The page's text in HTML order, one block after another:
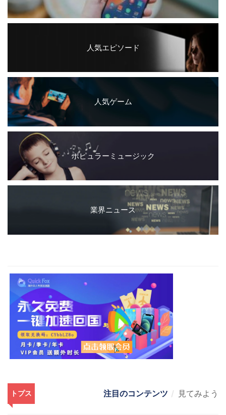
人気エピソード
人気ゲーム
ポピュラーミュージック
業界ニュース
トプス 注目のコンテンツ 見てみよう